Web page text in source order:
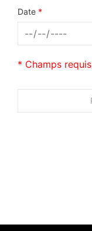
Date *
* Champs requis